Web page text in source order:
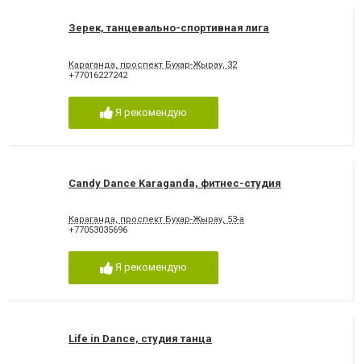
Зерек, танцевально-спортивная лига
Караганда, проспект Бухар-Жырау, 32
+77016227242
Я рекомендую
Candy Dance Karaganda, фитнес-студия
Караганда, проспект Бухар-Жырау, 53-а
+77053035696
Я рекомендую
Life in Dance, студия танца